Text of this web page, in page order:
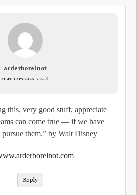
arderborelnot
اگست 2, 2026 at 4:03 am
this, very good stuff, appreciate
can come true — if we have
pursue them.” by Walt Disney.
Reply